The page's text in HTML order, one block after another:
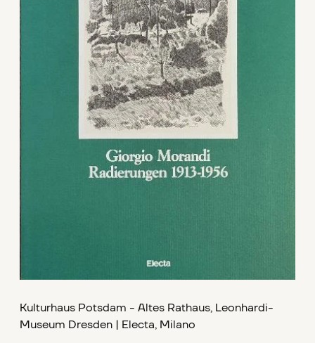
Kulturhaus Potsdam - Altes Rathaus, Leonhardi-
Museum Dresden | Electa, Milano